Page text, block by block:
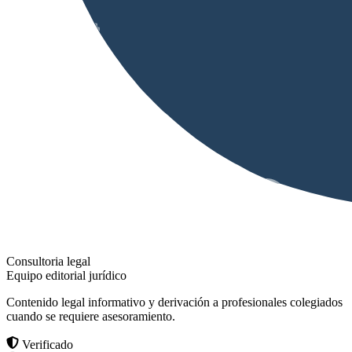
Consultoria legal
Equipo editorial jurídico
Contenido legal informativo y derivación a profesionales colegiados
cuando se requiere asesoramiento.
Verificado